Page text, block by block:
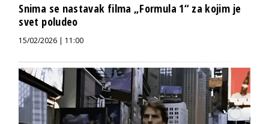
Snima se nastavak filma „Formula 1“ za kojim je
svet poludeo
15/02/2026 | 11:00